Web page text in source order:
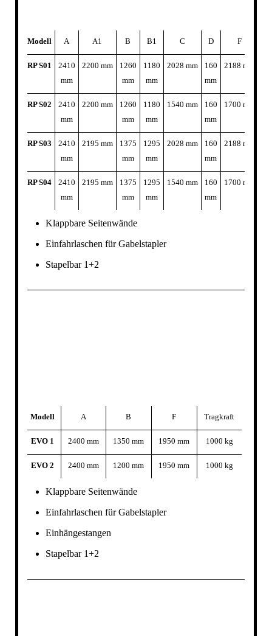
Modell A A1 B B1 C D F
RP S01
2410
mm
2200 mm
1260
mm
1180
mm
2028 mm
160
mm
2188 mm
RP S02
2410
mm
2200 mm
1260
mm
1180
mm
1540 mm
160
mm
1700 mm
RP S03
2410
mm
2195 mm
1375
mm
1295
mm
2028 mm
160
mm
2188 mm
RP S04
2410
mm
2195 mm
1375
mm
1295
mm
1540 mm
160
mm
1700 mm
Klappbare Seitenwände
Einfahrlaschen für Gabelstapler
Stapelbar 1+2
Modell A B F Tragkraft
EVO 1 2400 mm 1350 mm 1950 mm 1000 kg
EVO 2 2400 mm 1200 mm 1950 mm 1000 kg
Klappbare Seitenwände
Einfahrlaschen für Gabelstapler
Einhängestangen
Stapelbar 1+2